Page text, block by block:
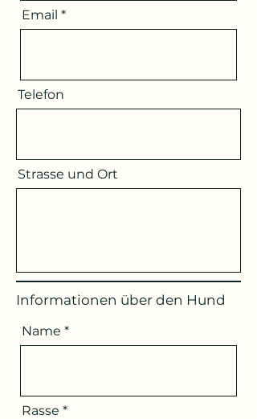
Email
Telefon
Strasse und Ort
Informationen über den Hund
Name
Rasse